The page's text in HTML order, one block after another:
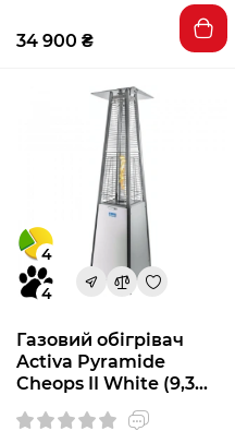
34 900 ₴
4
4
Газовий обігрівач
Activa Pyramide
Cheops II White (9,3